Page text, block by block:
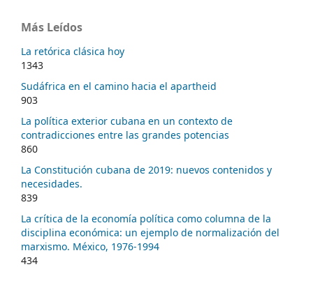
Más Leídos
La retórica clásica hoy
1343
Sudáfrica en el camino hacia el apartheid
903
La política exterior cubana en un contexto de
contradicciones entre las grandes potencias
860
La Constitución cubana de 2019: nuevos contenidos y
necesidades.
839
La crítica de la economía política como columna de la
disciplina económica: un ejemplo de normalización del
marxismo. México, 1976-1994
434